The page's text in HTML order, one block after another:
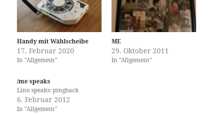
Handy mit Wählscheibe
17. Februar 2020
In "Allgemein"
ME
29. Oktober 2011
In "Allgemein"
/me speaks
Lino speaks: pingback
6. Februar 2012
In "Allgemein"